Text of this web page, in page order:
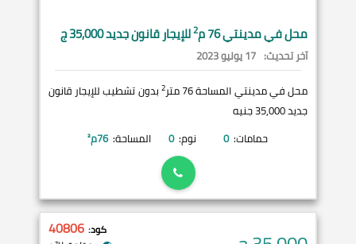
محل فيمدينتي76 م 2للإيجار قانون جديد 35,000 ج
آخر تحديث: 17 يوليو 2023
محل في مدينتي المساحة 76 متر
2 بدون تشطيب للإيجار قانون
جديد 35,000 جنيه
حمامات: 0 نوم: 0 المساحة: 76م²
كود: 40806